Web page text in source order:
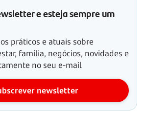
e esteja sempre um
práticos e atuais sobre
família, negócios, novidades e
no seu e-mail
newsletter